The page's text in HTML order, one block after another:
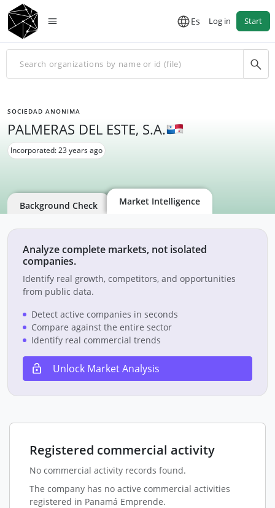
Es Log in Start
SOCIEDAD ANONIMA
PALMERAS DEL ESTE, S.A.
Incorporated: 23 years ago
Background Check Market Intelligence
Analyze complete markets, not isolated
companies.
Identify real growth, competitors, and opportunities
from public data.
Detect active companies in seconds
Compare against the entire sector
Identify real commercial trends
Unlock Market Analysis
Registered commercial activity
No commercial activity records found.
The company has no active commercial activities
registered in Panamá Emprende.